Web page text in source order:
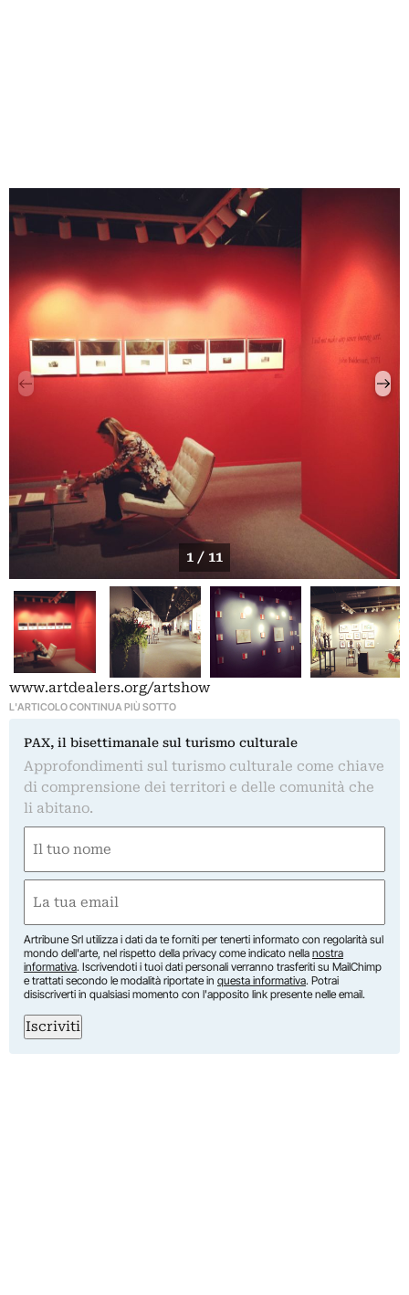
1 / 11
www.artdealers.org/artshow
L'ARTICOLO CONTINUA PIÙ SOTTO
PAX, il bisettimanale sul turismo culturale
Approfondimenti sul turismo culturale come chiave
di comprensione dei territori e delle comunità che
li abitano.
(Obbligatorio)
Nome
(Obbligatorio)
Artribune Srl utilizza i dati da te forniti per tenerti informato con regolarità sul
mondo dell'arte, nel rispetto della privacy come indicato nella nostra
informativa. Iscrivendoti i tuoi dati personali verranno trasferiti su MailChimp
e trattati secondo le modalità riportate in questa informativa. Potrai
disiscriverti in qualsiasi momento con l'apposito link presente nelle email.
Iscriviti